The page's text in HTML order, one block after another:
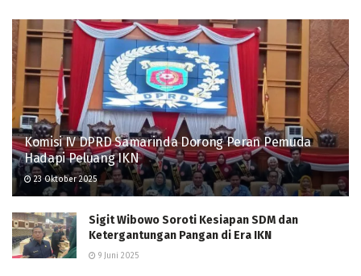
Komisi IV DPRD Samarinda Dorong Peran Pemuda
Hadapi Peluang IKN
23 Oktober 2025
Sigit Wibowo Soroti Kesiapan SDM dan
Ketergantungan Pangan di Era IKN
9 Juni 2025